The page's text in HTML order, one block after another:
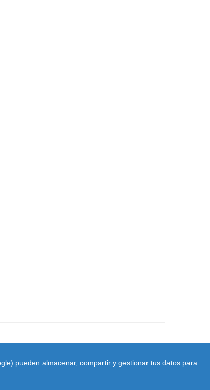
pueden almacenar, compartir y gestionar tus datos para